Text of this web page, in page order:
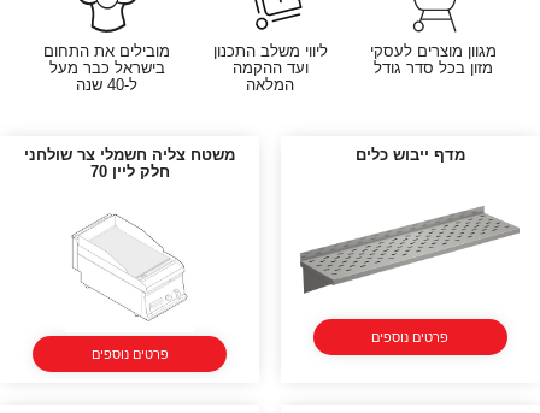
מגוון מוצרים לעסקי
מזון בכל סדר גודל
ליווי משלב התכנון
ועד ההקמה
המלאה
מובילים את התחום
בישראל כבר מעל
ל-40 שנה
מדף ייבוש כלים
פרטים נוספים
משטח צליה חשמלי צר שולחני
חלק ליין 70
פרטים נוספים